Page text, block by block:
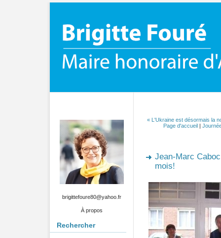
brigittefoure80@yahoo.fr
À propos
Rechercher
« L'Ukraine est désormais la
Page d'accueil|
Jean-Marc
mois!